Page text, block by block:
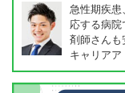
急性期疾患
応する病
剤師さんも
キャリア